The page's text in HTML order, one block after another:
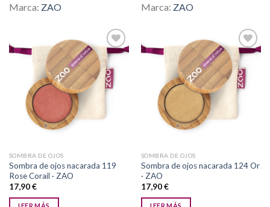
Marca: ZAO Marca: ZAO
Añadir
a la
lista de
deseos
SOMBRA DE OJOS
Sombra de ojos nacarada 119
Rose Corail · ZAO
17,90€
Añadir
a la
lista de
deseos
SOMBRA DE OJOS
Sombra de ojos nacarada 124 Or
· ZAO
17,90€